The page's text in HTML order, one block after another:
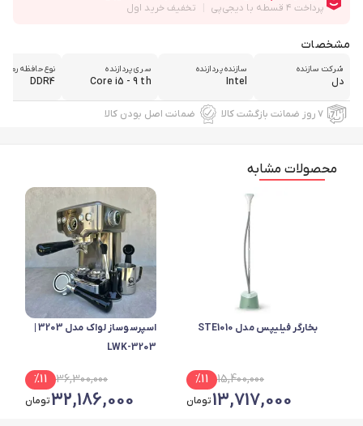
مشخصات
شرکت سازنده
دل
سازنده پردازنده
Intel
سری پردازنده
Core i5 - 9 th
نوع حافظه رم
DDR4
۷ روز ضمانت بازگشت کالا ضمانت اصل بودن کالا
محصولات مشابه
بخارگر فیلیپس مدل STE1010
15,400,000
%11
13,717,000تومان
LWK-3203
36,300,000
%11
32,186,000تومان